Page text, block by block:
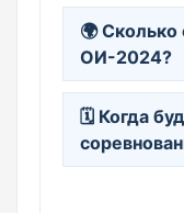
🌍 Сколько
ОИ-2024?
🗓️ Когда